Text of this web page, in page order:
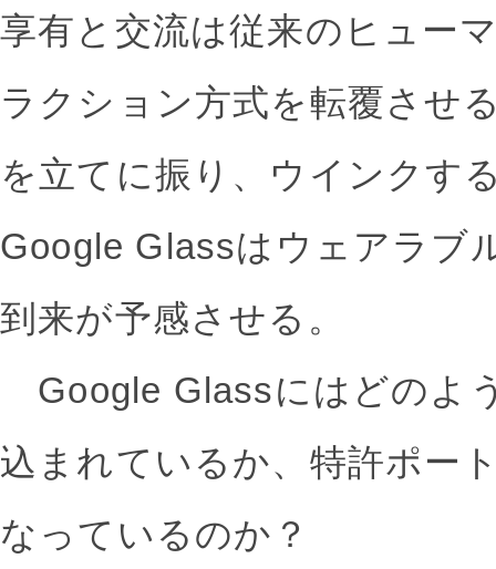
享有と交流は従来のヒュー
ラクション方式を転覆させ
を立てに振り、ウインクす
Google Glassはウェアラブ
到来が予感させる。
Google Glassにはどのよ
込まれているか、特許ポー
なっているのか？